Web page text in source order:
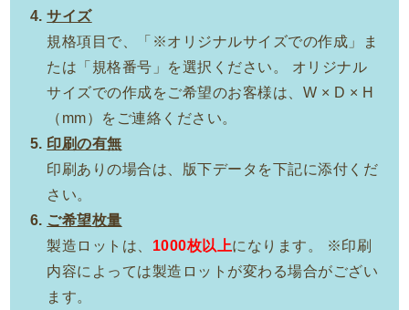
サイズ
規格項目で、「※オリジナルサイズでの作成」ま
たは「規格番号」を選択ください。 オリジナル
サイズでの作成をご希望のお客様は、W × D × H
（mm）をご連絡ください。
印刷の有無
印刷ありの場合は、版下データを下記に添付くだ
さい。
ご希望枚量
製造ロットは、 1000枚以上になります。 ※印刷
内容によっては製造ロットが変わる場合がござい
ます。